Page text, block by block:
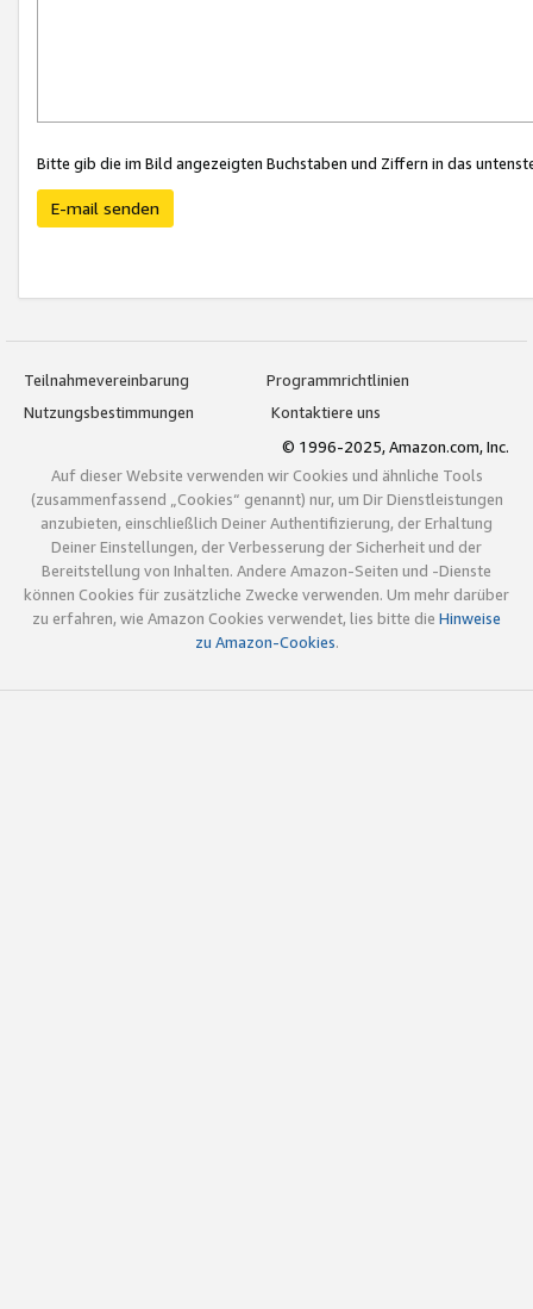
Bitte gib die im Bild angezeigten Buchstaben und Ziffern in das
E-mail senden
Teilnahmevereinbarung
Programmrichtlinien
Nutzungsbestimmungen
Kontaktiere uns
© 1996-2025, Amazon.com, Inc.
Auf dieser Website verwenden wir Cookies und ähnliche Tools
(zusammenfassend „Cookies“ genannt) nur, um Dir Dienstleistungen
anzubieten, einschließlich Deiner Authentifizierung, der Erhaltung
Deiner Einstellungen, der Verbesserung der Sicherheit und der
Bereitstellung von Inhalten. Andere Amazon-Seiten und -Dienste
können Cookies für zusätzliche Zwecke verwenden. Um mehr darüber
zu erfahren, wie Amazon Cookies verwendet, lies bitte die Hinweise
zu Amazon-Cookies.